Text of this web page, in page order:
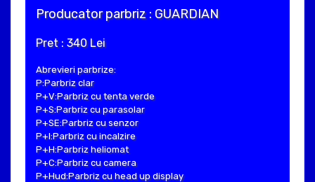
Producator parbriz : GUARDIAN
Pret : 340 Lei
Abrevieri parbrize:
P:Parbriz clar
P+V:Parbriz cu tenta verde
P+S:Parbriz cu parasolar
P+SE:Parbriz cu senzor
P+I:Parbriz cu incalzire
P+H:Parbriz heliomat
P+C:Parbriz cu camera
P+Hud:Parbriz cu head up display